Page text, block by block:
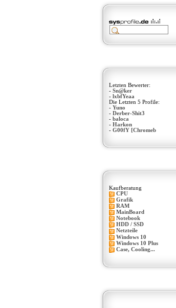
Letzten Bewerter:
- Sn@ker
- lxbfYeaa
Die Letzten 5 Profile:
- Yuno
- Derber-Shit3
- baloca
- Harkon
- G00fY [Chromeb
Kaufberatung
CPU
Grafik
RAM
MainBoard
Notebook
HDD / SSD
Netzteile
Windows 10
Windows 10 Plus
Case, Cooling...